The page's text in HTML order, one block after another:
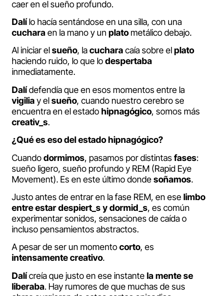
caer en el sueño profundo.
Dalílo hacía sentándose en una silla, con una
cucharaen la mano y un plato metálico debajo.
Al iniciar elsueño, lacucharacaía sobre elplato
haciendo ruido, lo que lodespertaba
inmediatamente.
Dalídefendía que en esos momentos entre la
vigiliay elsueño, cuando nuestro cerebro se
encuentra en el estadohipnagógico, somos más
creativ_s.
¿Qué es eso del estado hipnagógico?
Cuandodormimos, pasamos por distintas fases:
sueño ligero, sueño profundo y REM (Rapid Eye
Movement). Es en este último dondesoñamos.
Justo antes de entrar en la fase REM, en eselimbo
entre estar despiert_s y dormid_s, es común
experimentar sonidos, sensaciones de caída o
incluso pensamientos abstractos.
A pesar de ser un momentocorto, es
intensamente creativo.
Dalícreía que justo en ese instantela mente se
liberaba. Hay rumores de que muchas de sus